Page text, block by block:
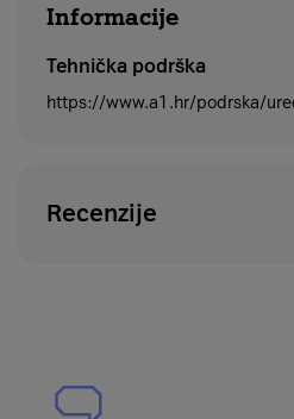
Informacije
Tehnička podrška
https://www.a1.hr/podrska/
Recenzije